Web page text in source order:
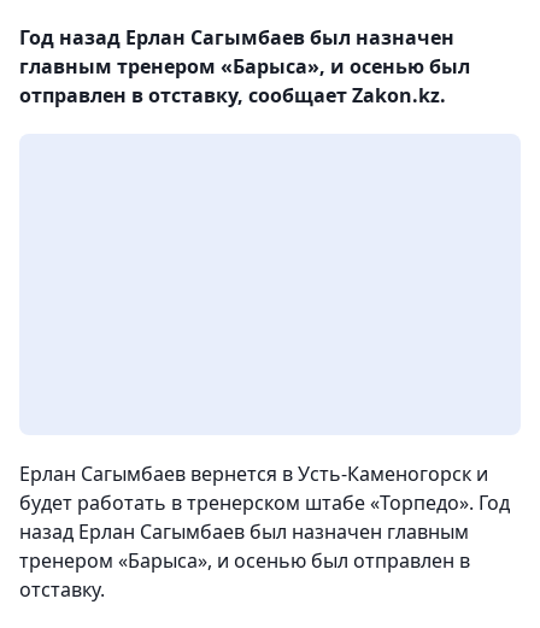
Год назад Ерлан Сагымбаев был назначен
главным тренером «Барыса», и осенью был
отправлен в отставку, сообщает Zakon.kz.
Ерлан Сагымбаев вернется в Усть-Каменогорск и
будет работать в тренерском штабе «Торпедо». Год
назад Ерлан Сагымбаев был назначен главным
тренером «Барыса», и осенью был отправлен в
отставку.